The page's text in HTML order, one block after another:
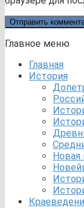
Главное меню
Главная
История
Новая